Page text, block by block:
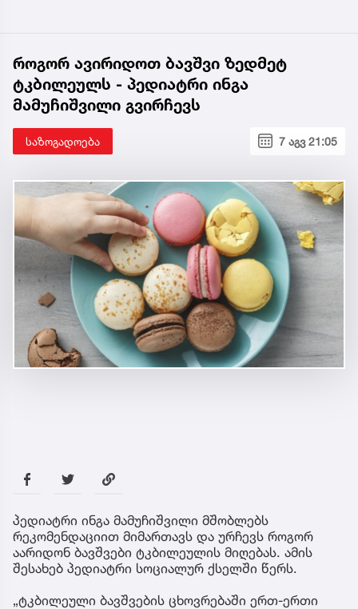
როგორ ავირიდოთ ბავშვი ზედმეტ
ტკბილეულს - პედიატრი ინგა
მამუჩიშვილი გვირჩევს
საზოგადოება 7 აგვ 21:05
პედიატრი ინგა მამუჩიშვილი მშობლებს
რეკომენდაციით მიმართავს და ურჩევს როგორ
აარიდონ ბავშვები ტკბილეულის მიღებას. ამის
შესახებ პედიატრი სოციალურ ქსელში წერს.
„ტკბილეული ბავშვების ცხოვრებაში ერთ-ერთი